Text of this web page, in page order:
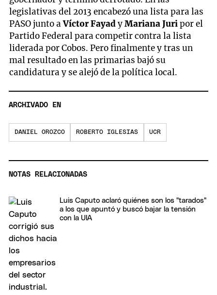
legislativas del 2013 encabezó una lista para las
PASO junto aVíctor FayadyMariana Juripor el
Partido Federal para competir contra la lista
liderada por Cobos. Pero finalmente y tras un
mal resultado en las primarias bajó su
candidatura y se alejó de la política local.
ARCHIVADO EN
DANIEL OROZCO ROBERTO IGLESIAS UCR
NOTAS RELACIONADAS
Luis Caputo aclaró quiénes son los "tarados"
a los que apuntó y buscó bajar la tensión
con la UIA